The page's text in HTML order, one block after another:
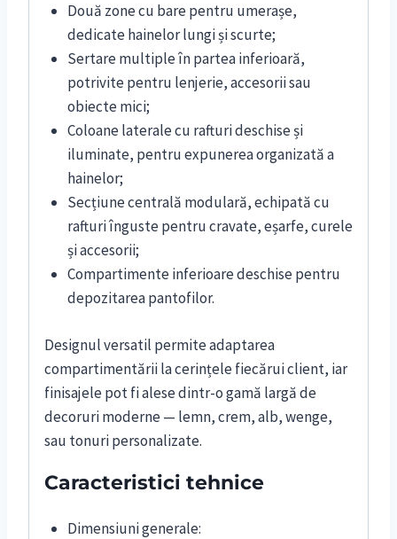
Două zone cu bare pentru umerașe,
dedicate hainelor lungi și scurte;
Sertare multiple în partea inferioară,
potrivite pentru lenjerie, accesorii sau
obiecte mici;
Coloane laterale cu rafturi deschise și
iluminate, pentru expunerea organizată a
hainelor;
Secțiune centrală modulară, echipată cu
rafturi înguste pentru cravate, eșarfe, curele
și accesorii;
Compartimente inferioare deschise pentru
depozitarea pantofilor.
Designul versatil permite adaptarea
compartimentării la cerințele fiecărui client, iar
finisajele pot fi alese dintr-o gamă largă de
decoruri moderne — lemn, crem, alb, wenge,
sau tonuri personalizate.
Caracteristici tehnice
Dimensiuni generale: